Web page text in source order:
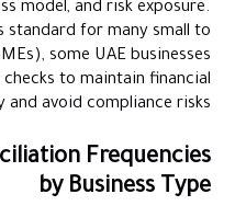
model, and risk exposure.
standard for many small to
some UAE businesses
to maintain financial
and avoid compliance risks.
Frequencies
by Business Type